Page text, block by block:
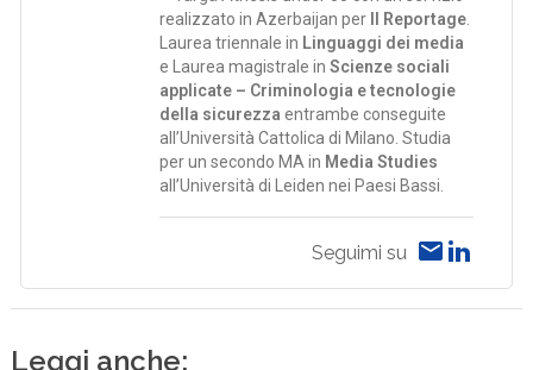
realizzato in Azerbaijan per
Il Reportage
Laurea triennale in Linguaggi dei media
e Laurea magistrale inScienze sociali
applicate – Criminologia e tecnologie
della sicurezza entrambe conseguite
all’Università Cattolica di Milano. Studia
per un secondo MA in Media Studies
all’Università di Leiden nei Paesi Bassi.
Seguimi su
Leggi anche: